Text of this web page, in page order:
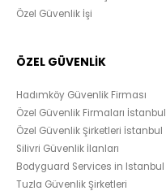
Özel Güvenlik İşi
ÖZEL GÜVENLİK
Hadımköy Güvenlik Firması
Özel Güvenlik Firmaları İstanbul
Özel Güvenlik Şirketleri İstanbul
Silivri Güvenlik İlanları
Bodyguard Services in Istanbul
Tuzla Güvenlik Şirketleri